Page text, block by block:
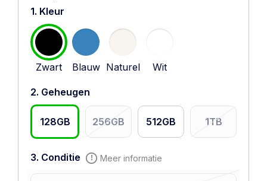
1. Kleur
Zwart Blauw Naturel Wit
2. Geheugen
128GB 256GB 512GB 1TB
3. Conditie Meer informatie